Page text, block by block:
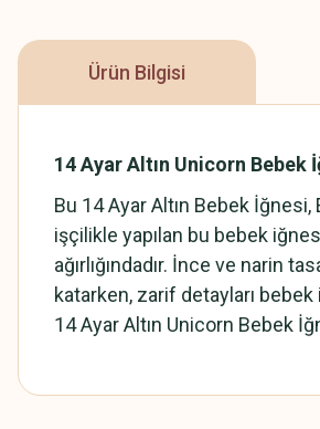
Ürün Bilgisi
14 Ayar Altın Unicorn Bebek
Bu 14 Ayar Altın Bebek
işçilikle yapılan bu bebek
ağırlığındadır. İnce ve narin
katarken, zarif detayları
14 Ayar Altın Unicorn Bebek